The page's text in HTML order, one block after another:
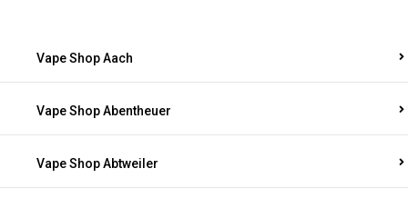
Vape Shop Aach
Vape Shop Abentheuer
Vape Shop Abtweiler